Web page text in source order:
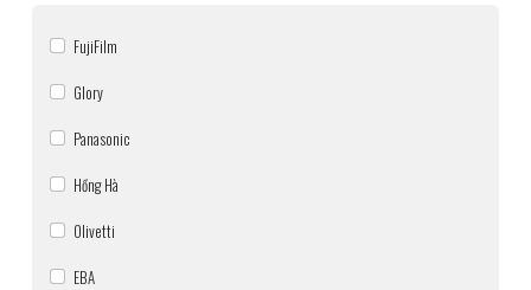
FujiFilm
Glory
Panasonic
Hồng Hà
Olivetti
EBA